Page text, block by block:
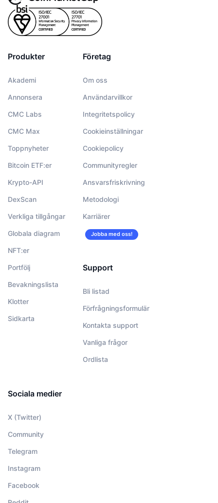
Produkter
Akademi
Annonsera
CMC Labs
CMC Max
Toppnyheter
Bitcoin ETF:er
Krypto-API
DexScan
Verkliga tillgångar
Globala diagram
NFT:er
Portfölj
Bevakningslista
Klotter
Sidkarta
Företag
Om oss
Användarvillkor
Integritetspolicy
Cookieinställningar
Cookiepolicy
Communityregler
Ansvarsfriskrivning
Metodologi
Karriärer
Jobba med oss!
Support
Bli listad
Förfrågningsformulär
Kontakta support
Vanliga frågor
Ordlista
Sociala medier
X (Twitter)
Community
Telegram
Instagram
Facebook